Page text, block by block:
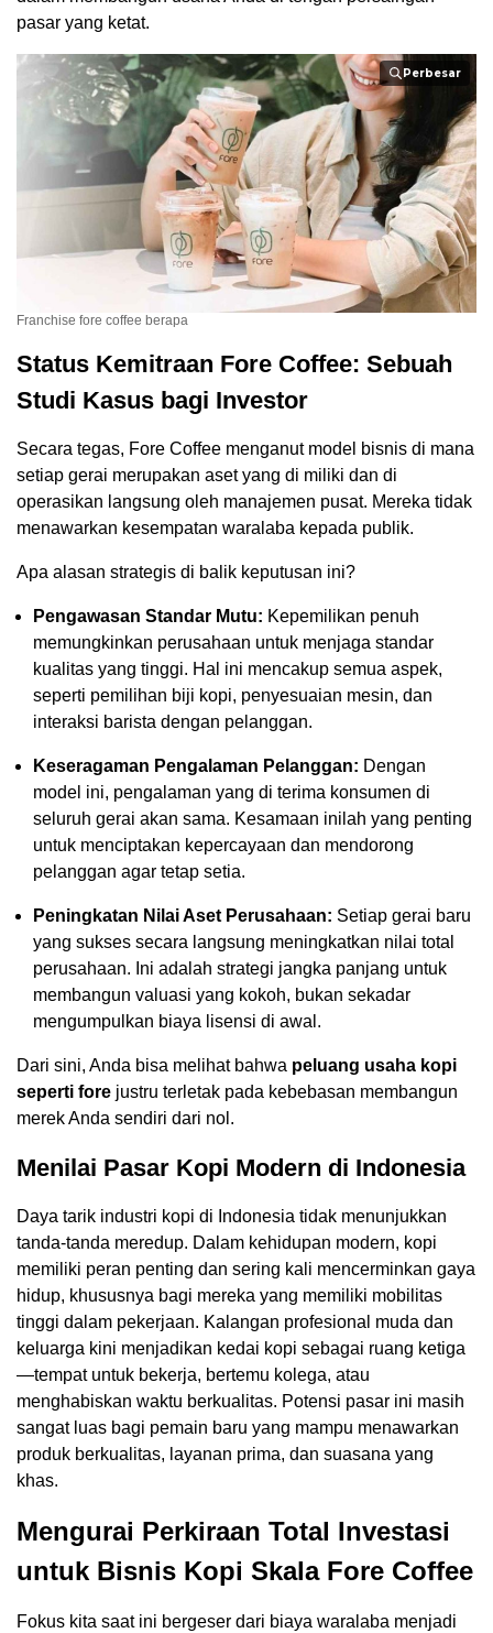
pasar yang ketat.
Perbesar
Franchise fore coffee berapa
Status Kemitraan Fore Coffee: Sebuah
Studi Kasus bagi Investor
Secara tegas, Fore Coffee menganut model bisnis di mana
setiap gerai merupakan aset yang di miliki dan di
operasikan langsung oleh manajemen pusat. Mereka tidak
menawarkan kesempatan waralaba kepada publik.
Apa alasan strategis di balik keputusan ini?
Pengawasan Standar Mutu: Kepemilikan penuh
memungkinkan perusahaan untuk menjaga standar
kualitas yang tinggi. Hal ini mencakup semua aspek,
seperti pemilihan biji kopi, penyesuaian mesin, dan
interaksi barista dengan pelanggan.
Keseragaman Pengalaman Pelanggan: Dengan
model ini, pengalaman yang di terima konsumen di
seluruh gerai akan sama. Kesamaan inilah yang penting
untuk menciptakan kepercayaan dan mendorong
pelanggan agar tetap setia.
Peningkatan Nilai Aset Perusahaan: Setiap gerai baru
yang sukses secara langsung meningkatkan nilai total
perusahaan. Ini adalah strategi jangka panjang untuk
membangun valuasi yang kokoh, bukan sekadar
mengumpulkan biaya lisensi di awal.
Dari sini, Anda bisa melihat bahwa peluang usaha kopi
seperti fore justru terletak pada kebebasan membangun
merek Anda sendiri dari nol.
Menilai Pasar Kopi Modern di Indonesia
Daya tarik industri kopi di Indonesia tidak menunjukkan
tanda-tanda meredup. Dalam kehidupan modern, kopi
memiliki peran penting dan sering kali mencerminkan gaya
hidup, khususnya bagi mereka yang memiliki mobilitas
tinggi dalam pekerjaan. Kalangan profesional muda dan
keluarga kini menjadikan kedai kopi sebagai ruang ketiga
—tempat untuk bekerja, bertemu kolega, atau
menghabiskan waktu berkualitas. Potensi pasar ini masih
sangat luas bagi pemain baru yang mampu menawarkan
produk berkualitas, layanan prima, dan suasana yang
khas.
Mengurai Perkiraan Total Investasi
untuk Bisnis Kopi Skala Fore Coffee
Fokus kita saat ini bergeser dari biaya waralaba menjadi